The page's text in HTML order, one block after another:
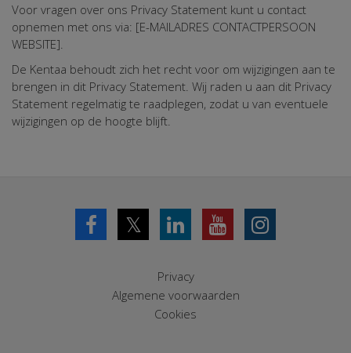
Voor vragen over ons Privacy Statement kunt u contact
opnemen met ons via: [E-MAILADRES CONTACTPERSOON
WEBSITE].
De Kentaa behoudt zich het recht voor om wijzigingen aan te
brengen in dit Privacy Statement. Wij raden u aan dit Privacy
Statement regelmatig te raadplegen, zodat u van eventuele
wijzigingen op de hoogte blijft.
𝕏
Privacy
Algemene voorwaarden
Cookies